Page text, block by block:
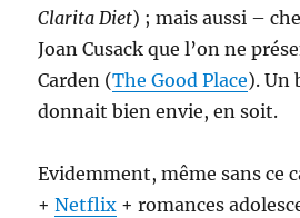
Clarita Diet) ; mais aussi –
Joan Cusack que l’on ne
Carden (The Good Place). Un
donnait bien envie, en soit.
Evidemment, même sans ce
+Netflix + romances